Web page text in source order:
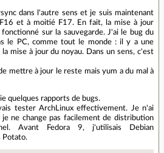
dans l'autre sens et je suis maintenant
et à moitié F17. En fait, la mise à jour
sur la sauvegarde. J'ai le bug du
le PC, comme tout le monde : il y a une
mise à jour du noyau. Dans un sens, c'est
mettre à jour le reste mais yum a du mal à
quelques rapports de bugs.
tester ArchLinux effectivement. Je n'ai
ne change pas facilement de distribution
Avant Fedora 9, j'utilisais Debian
Potato.